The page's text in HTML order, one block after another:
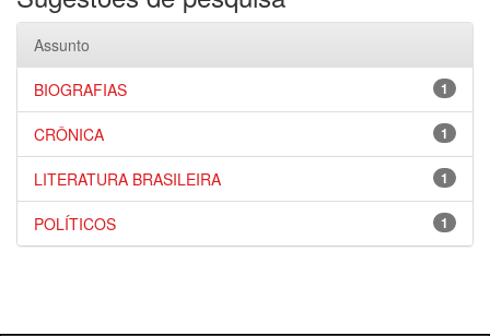
Assunto
1
BIOGRAFIAS
1
CRÔNICA
1
LITERATURA BRASILEIRA
1
POLÍTICOS